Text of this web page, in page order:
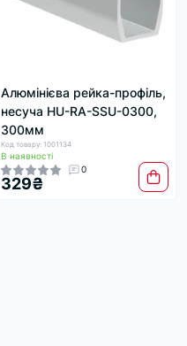
Алюмінієва рейка-профіль,
несуча HU-RA-SSU-0300,
300мм
Код товару: 1001134
В наявності
0
329₴